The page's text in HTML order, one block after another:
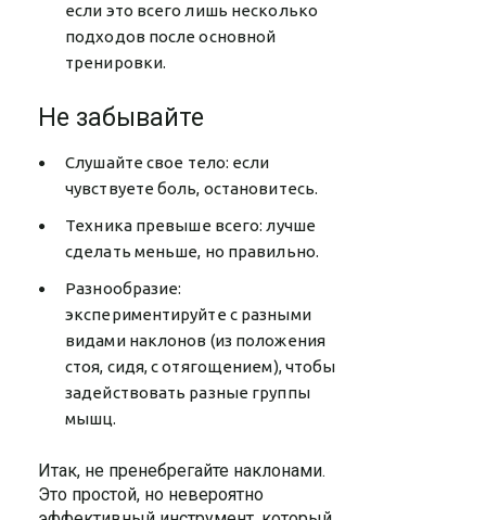
если это всего лишь несколько
подходов после основной
тренировки.
Не забывайте
Слушайте свое тело: если
чувствуете боль, остановитесь.
Техника превыше всего: лучше
сделать меньше, но правильно.
Разнообразие:
экспериментируйте с разными
видами наклонов (из положения
стоя, сидя, с отягощением), чтобы
задействовать разные группы
мышц.
Итак, не пренебрегайте наклонами.
Это простой, но невероятно